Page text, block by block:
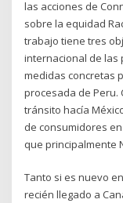
las acciones de
sobre la equidad
trabajo tiene tres
internacional de
medidas concretas
procesada de Peru.
tránsito hacía
de consumidores
que principalmente
Tanto si es nuevo
recién llegado a